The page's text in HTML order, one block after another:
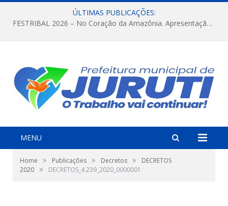
ÚLTIMAS PUBLICAÇÕES:
FESTRIBAL 2026 – No Coração da Amazônia. Apresentação da Munduruku.
MENU
Home » Publicações » Decretos »
DECRETOS
2020 » DECRETOS_4.239_2020_0000001